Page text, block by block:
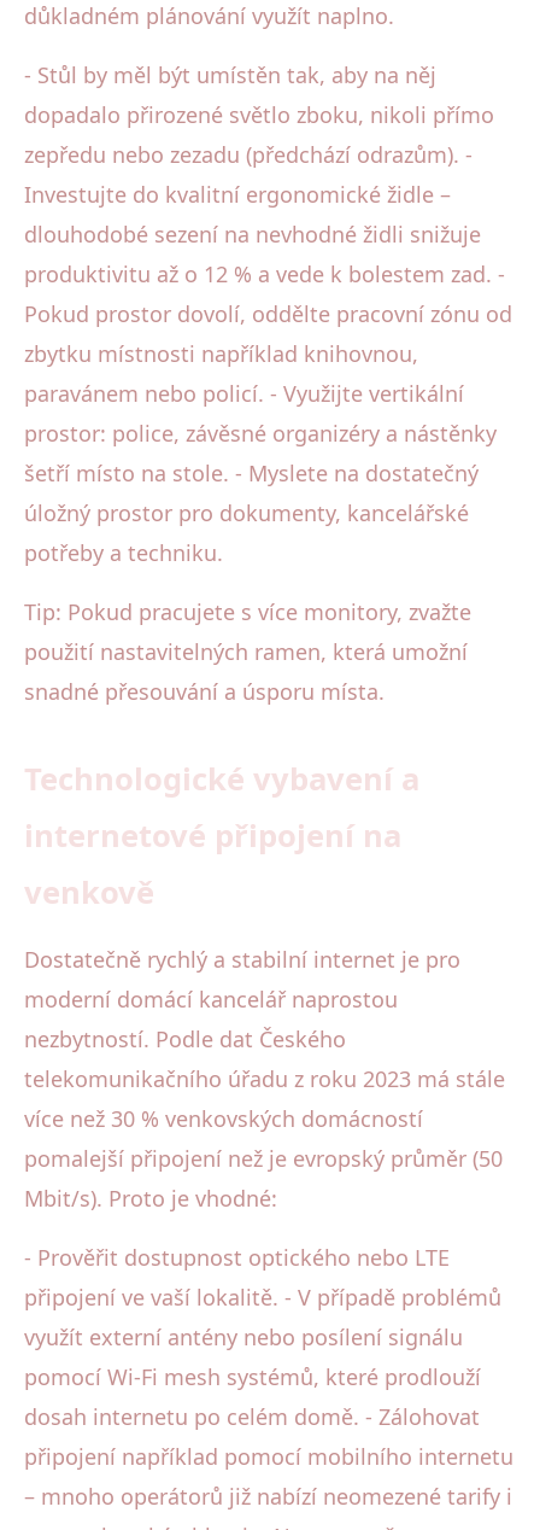
důkladném plánování využít naplno.
- Stůl by měl být umístěn tak, aby na něj
dopadalo přirozené světlo zboku, nikoli přímo
zepředu nebo zezadu (předchází odrazům). -
Investujte do kvalitní ergonomické židle –
dlouhodobé sezení na nevhodné židli snižuje
produktivitu až o 12 % a vede k bolestem zad. -
Pokud prostor dovolí, oddělte pracovní zónu od
zbytku místnosti například knihovnou,
paravánem nebo policí. - Využijte vertikální
prostor: police, závěsné organizéry a nástěnky
šetří místo na stole. - Myslete na dostatečný
úložný prostor pro dokumenty, kancelářské
potřeby a techniku.
Tip: Pokud pracujete s více monitory, zvažte
použití nastavitelných ramen, která umožní
snadné přesouvání a úsporu místa.
Technologické vybavení a
internetové připojení na
venkově
Dostatečně rychlý a stabilní internet je pro
moderní domácí kancelář naprostou
nezbytností. Podle dat Českého
telekomunikačního úřadu z roku 2023 má stále
více než 30 % venkovských domácností
pomalejší připojení než je evropský průměr (50
Mbit/s). Proto je vhodné:
- Prověřit dostupnost optického nebo LTE
připojení ve vaší lokalitě. - V případě problémů
využít externí antény nebo posílení signálu
pomocí Wi-Fi mesh systémů, které prodlouží
dosah internetu po celém domě. - Zálohovat
připojení například pomocí mobilního internetu
– mnoho operátorů již nabízí neomezené tarify i